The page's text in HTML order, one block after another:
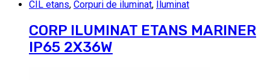
CIL etans, Corpuri de iluminat, Iluminat
CORP ILUMINAT ETANS MARINER
IP65 2X36W